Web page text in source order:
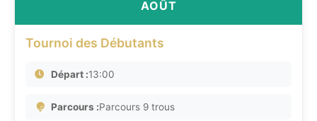
AOÛT
Tournoi des Débutants
Départ :13:00
Parcours :Parcours 9 trous